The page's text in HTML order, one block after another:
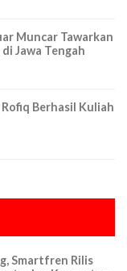
Muncar Tawarkan
Jawa Tengah
Berhasil Kuliah
Smartfren Rilis